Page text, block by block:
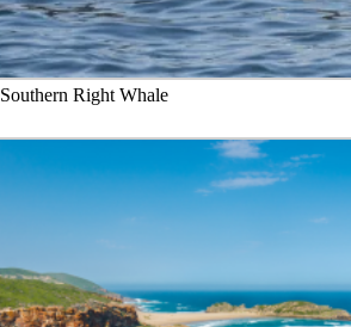
Southern Right Whale